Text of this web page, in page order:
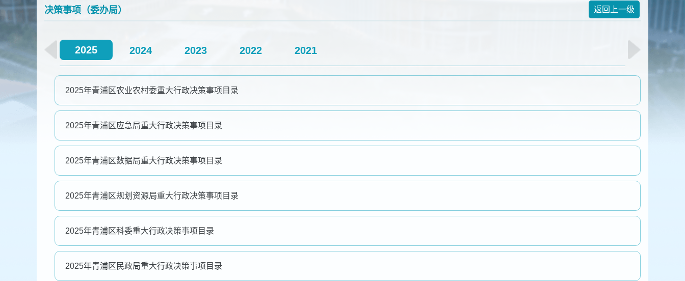
决策事项（委办局） 返回上一级
2025 2024 2023 2022 2021
2025年青浦区农业农村委重大行政决策事项目录
2025年青浦区应急局重大行政决策事项目录
2025年青浦区数据局重大行政决策事项目录
2025年青浦区规划资源局重大行政决策事项目录
2025年青浦区科委重大行政决策事项目录
2025年青浦区民政局重大行政决策事项目录